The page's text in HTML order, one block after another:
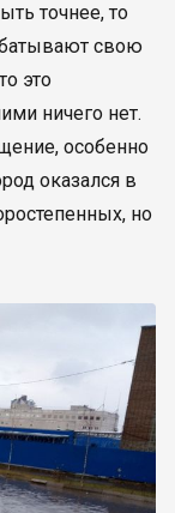
точнее, то
свою
это
ничего нет.
особенно
оказался в
но